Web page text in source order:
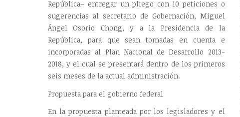
República– entregar un pliego con 10 peticiones o
sugerencias al secretario de Gobernación, Miguel
Ángel Osorio Chong, y a la Presidencia de la
República, para que sean tomadas en cuenta e
incorporadas al Plan Nacional de Desarrollo 2013-
2018, y el cual se presentará dentro de los primeros
seis meses de la actual administración.
Propuesta para el gobierno federal
En la propuesta planteada por los legisladores y el